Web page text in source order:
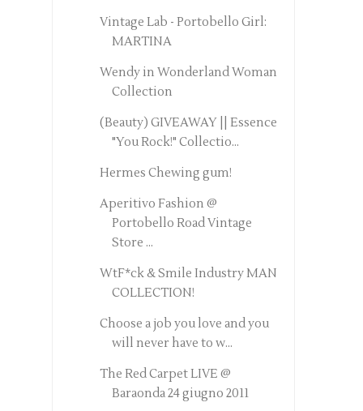
Vintage Lab - Portobello Girl:
MARTINA
Wendy in Wonderland Woman
Collection
(Beauty) GIVEAWAY || Essence
"You Rock!" Collectio...
Hermes Chewing gum!
Aperitivo Fashion @
Portobello Road Vintage
Store ...
WtF*ck & Smile Industry MAN
COLLECTION!
Choose a job you love and you
will never have to w...
The Red Carpet LIVE @
Baraonda 24 giugno 2011